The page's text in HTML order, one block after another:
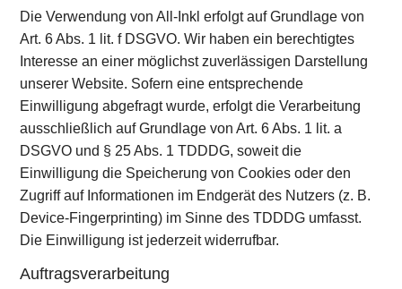
Die Verwendung von All-Inkl erfolgt auf Grundlage von
Art. 6 Abs. 1 lit. f DSGVO. Wir haben ein berechtigtes
Interesse an einer möglichst zuverlässigen Darstellung
unserer Website. Sofern eine entsprechende
Einwilligung abgefragt wurde, erfolgt die Verarbeitung
ausschließlich auf Grundlage von Art. 6 Abs. 1 lit. a
DSGVO und § 25 Abs. 1 TDDDG, soweit die
Einwilligung die Speicherung von Cookies oder den
Zugriff auf Informationen im Endgerät des Nutzers (z. B.
Device-Fingerprinting) im Sinne des TDDDG umfasst.
Die Einwilligung ist jederzeit widerrufbar.
Auftragsverarbeitung